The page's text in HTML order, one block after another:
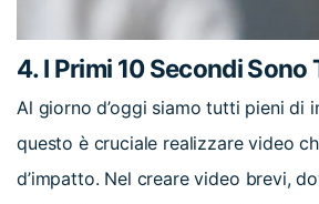
4. I Primi 10 Secondi Sono
Al giorno d’oggi siamo tutti pieni di
questo è cruciale realizzare video
d’impatto. Nel creare video brevi,